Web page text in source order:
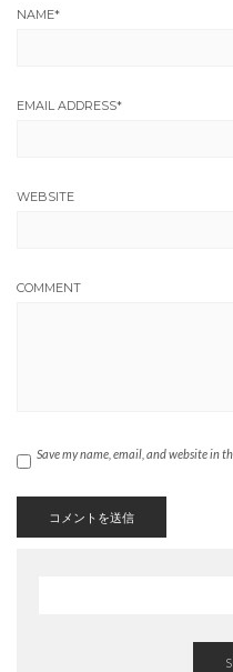
NAME*
EMAIL ADDRESS*
WEBSITE
COMMENT
Save my name, email, and website in